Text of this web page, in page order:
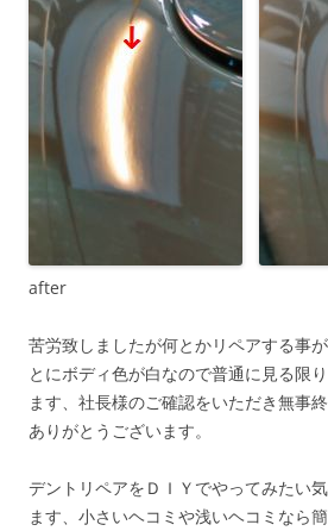
after
苦労致しましたが何とかリペアする事
とにボディ色が白なので普通に見る限
ます、社長様のご確認をいただき無事
ありがとうございます。
デントリペアをＤＩＹでやってみたい
ます、小さいヘコミや浅いヘコミなら